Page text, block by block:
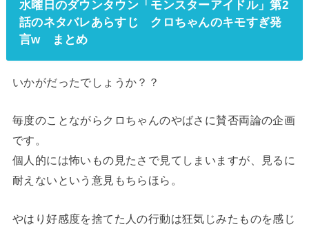
水曜日のダウンタウン「モンスターアイドル」第2
話のネタバレあらすじ クロちゃんのキモすぎ発
言w まとめ
いかがだったでしょうか？？
毎度のことながらクロちゃんのやばさに賛否両論の企画
です。
個人的には怖いもの見たさで見てしまいますが、見るに
耐えないという意見もちらほら。
やはり好感度を捨てた人の行動は狂気じみたものを感じ